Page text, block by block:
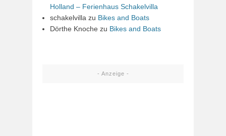
Holland – Ferienhaus Schakelvilla
schakelvilla zu Bikes and Boats
Dörthe Knoche zu Bikes and Boats
- Anzeige -